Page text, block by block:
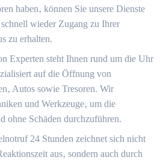
haben‚ können Sie unsere Dienste
wieder Zugang zu Ihrer
zu erhalten.​
Experten steht Ihnen rund um die Uhr
auf die Öffnung von
Autos sowie Tresoren.​ Wir
und Werkzeuge‚ um die
ohne Schäden durchzuführen.​
24 Stunden zeichnet sich nicht
aus‚ sondern auch durch